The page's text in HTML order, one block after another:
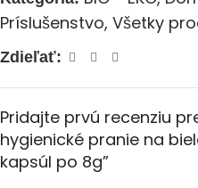
Príslušenstvo, Všetky
Zdieľať:
Pridajte prvú recenziu
hygienické pranie na
kapsúl po 8g”